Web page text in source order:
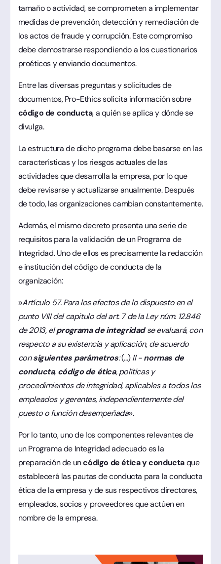
tamaño o actividad, se comprometen a implementar
medidas de prevención, detección y remediación de
los actos de fraude y corrupción. Este compromiso
debe demostrarse respondiendo a los cuestionarios
proéticos y enviando documentos.
Entre las diversas preguntas y solicitudes de
documentos, Pro-Ethics solicita información sobre
código de conducta, a quién se aplica y dónde se
divulga.
La estructura de dicho programa debe basarse en las
características y los riesgos actuales de las
actividades que desarrolla la empresa, por lo que
debe revisarse y actualizarse anualmente. Después
de todo, las organizaciones cambian constantemente.
Además, el mismo decreto presenta una serie de
requisitos para la validación de un Programa de
Integridad. Uno de ellos es precisamente la redacción
e institución del código de conducta de la
organización:
»Artículo 57. Para los efectos de lo dispuesto en el
punto VIII del capitulo del art. 7 de la Ley núm. 12.846
de 2013, elprograma de integridadse evaluará, con
respecto a su existencia y aplicación, de acuerdo
consiguientes parámetros:(...)II -normas de
conducta, código de ética, políticas y
procedimientos de integridad, aplicables a todos los
empleados y gerentes, independientemente del
puesto o función desempeñada».
Por lo tanto, uno de los componentes relevantes de
un Programa de Integridad adecuado es la
preparación de uncódigo de ética y conductaque
establecerá las pautas de conducta para la conducta
ética de la empresa y de sus respectivos directores,
empleados, socios y proveedores que actúen en
nombre de la empresa.